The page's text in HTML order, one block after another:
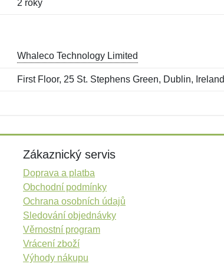
2 roky
Whaleco Technology Limited
First Floor, 25 St. Stephens Green, Dublin, Ireland
Zákaznický servis
Doprava a platba
Obchodní podmínky
Ochrana osobních údajů
Sledování objednávky
Věrnostní program
Vrácení zboží
Výhody nákupu